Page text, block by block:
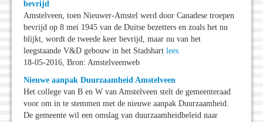
bevrijd
Amstelveen, toen Nieuwer-Amstel werd door Canadese troepen
bevrijd op 8 mei 1945 van de Duitse bezetters en zoals het nu
blijkt, wordt de tweede keer bevrijd, maar nu van het
leegstaande V&D gebouw in het Stadshart lees
18-05-2016, Bron: Amstelveenweb
Nieuwe aanpak Duurzaamheid Amstelveen
Het college van B en W van Amstelveen stelt de gemeenteraad
voor om in te stemmen met de nieuwe aanpak Duurzaamheid.
De gemeente wil een omslag van duurzaamheidbeleid naar